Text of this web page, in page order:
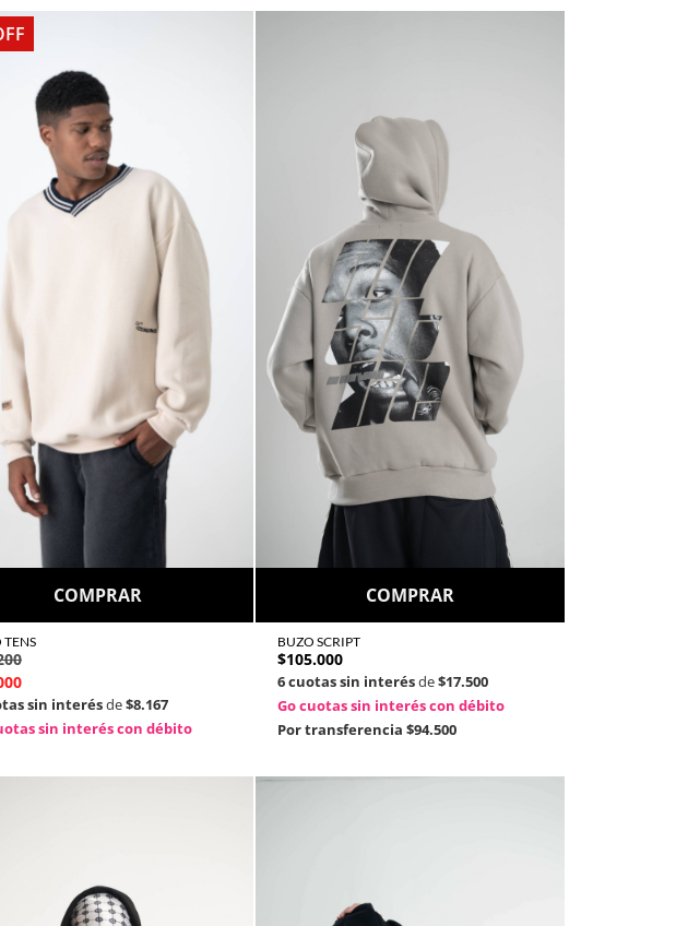
COMPRAR
TENS
sin interésde$8.167
sin interés con débito
COMPRAR
BUZO SCRIPT
$105.000
6 cuotas sin interésde$17.500
Go cuotas sin interés con débito
Por transferencia $94.500
PRIMERA COMPRA.
tu mail y vestite distinto.